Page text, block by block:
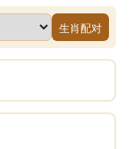
生肖配对